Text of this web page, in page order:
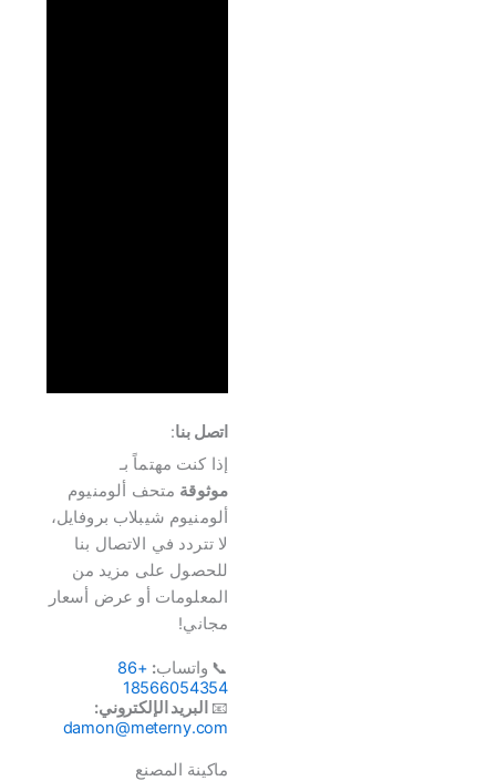
اتصل بنا:
إذا كنت مهتماً بـ
موثوقة متحف ألومنيوم
ألومنيوم شيبلاب بروفايل،
لا تتردد في الاتصال بنا
للحصول على مزيد من
المعلومات أو عرض أسعار
مجاني!
📞 واتساب:
+86
18566054354
📧 البريد الإلكتروني:
damon@meterny.com
ماكينة المصنع